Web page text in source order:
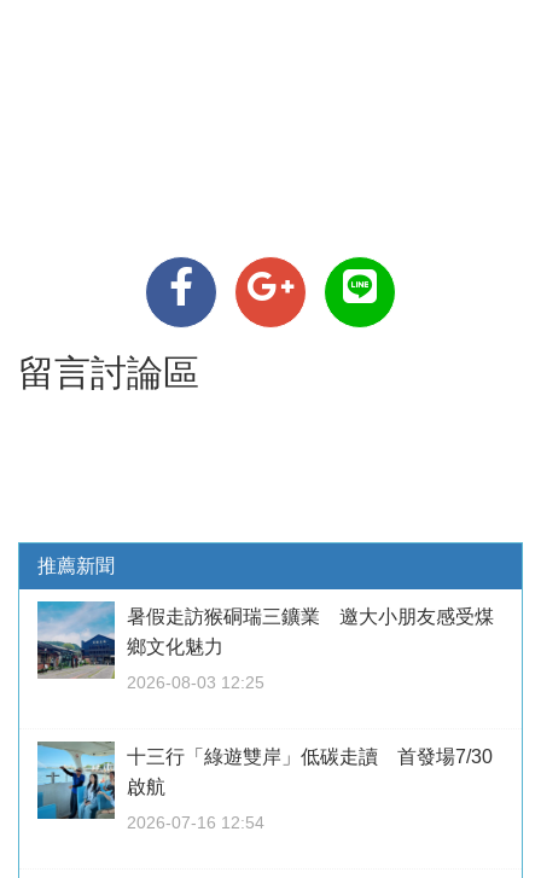
留言討論區
推薦新聞
暑假走訪猴硐瑞三鑛業 邀大小朋友感受煤
鄉文化魅力
2026-08-03 12:25
十三行「綠遊雙岸」低碳走讀 首發場7/30
啟航
2026-07-16 12:54